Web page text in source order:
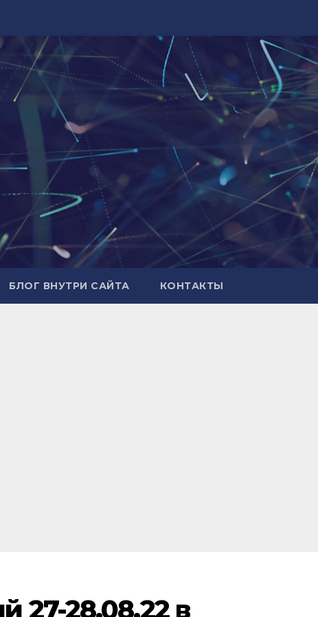
БЛОГ ВНУТРИ САЙТА КОНТАКТЫ
27-28.08.22 в